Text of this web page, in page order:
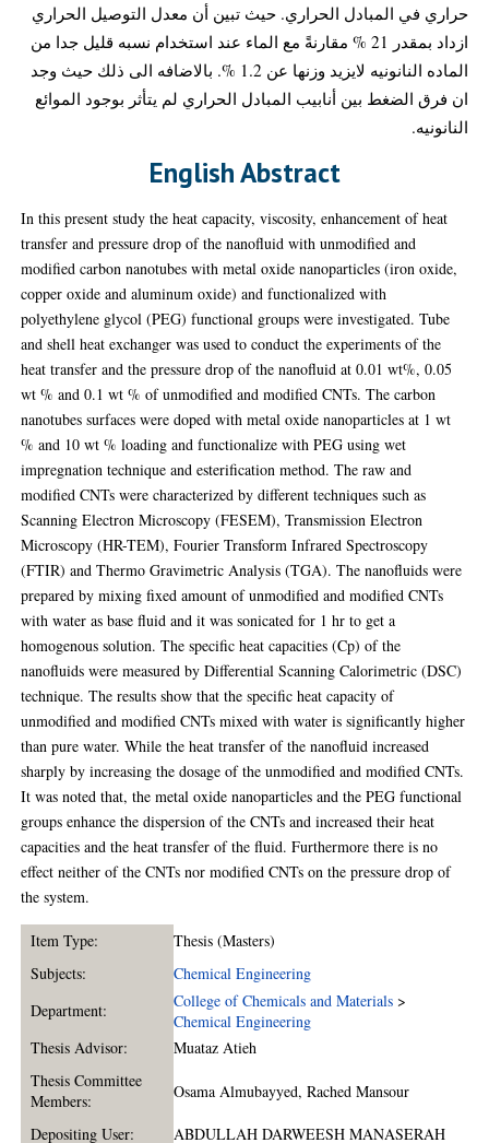
حراري في المبادل الحراري. حيث تبين أن معدل التوصيل الحراري
ازداد بمقدر 21 % مقارنةً مع الماء عند استخدام نسبه قليل جدا من
الماده النانونيه لايزيد وزنها عن 1.2 %. بالاضافه الى ذلك حيث وجد
ان فرق الضغط بين أنابيب المبادل الحراري لم يتأثر بوجود الموائع
النانونيه.
English Abstract
In this present study the heat capacity, viscosity, enhancement of heat
transfer and pressure drop of the nanofluid with unmodified and
modified carbon nanotubes with metal oxide nanoparticles (iron oxide,
copper oxide and aluminum oxide) and functionalized with
polyethylene glycol (PEG) functional groups were investigated. Tube
and shell heat exchanger was used to conduct the experiments of the
heat transfer and the pressure drop of the nanofluid at 0.01 wt%, 0.05
wt % and 0.1 wt % of unmodified and modified CNTs. The carbon
nanotubes surfaces were doped with metal oxide nanoparticles at 1 wt
% and 10 wt % loading and functionalize with PEG using wet
impregnation technique and esterification method. The raw and
modified CNTs were characterized by different techniques such as
Scanning Electron Microscopy (FESEM), Transmission Electron
Microscopy (HR-TEM), Fourier Transform Infrared Spectroscopy
(FTIR) and Thermo Gravimetric Analysis (TGA). The nanofluids were
prepared by mixing fixed amount of unmodified and modified CNTs
with water as base fluid and it was sonicated for 1 hr to get a
homogenous solution. The specific heat capacities (Cp) of the
nanofluids were measured by Differential Scanning Calorimetric (DSC)
technique. The results show that the specific heat capacity of
unmodified and modified CNTs mixed with water is significantly higher
than pure water. While the heat transfer of the nanofluid increased
sharply by increasing the dosage of the unmodified and modified CNTs.
It was noted that, the metal oxide nanoparticles and the PEG functional
groups enhance the dispersion of the CNTs and increased their heat
capacities and the heat transfer of the fluid. Furthermore there is no
effect neither of the CNTs nor modified CNTs on the pressure drop of
the system.
Item Type:
Thesis (Masters)
Subjects:
Chemical Engineering
Department:
College of Chemicals and Materials >
Chemical Engineering
Thesis Advisor:
Muataz Atieh
Thesis Committee
Members:
Osama Almubayyed,Rached Mansour
Depositing User: ABDULLAH DARWEESH MANASERAH